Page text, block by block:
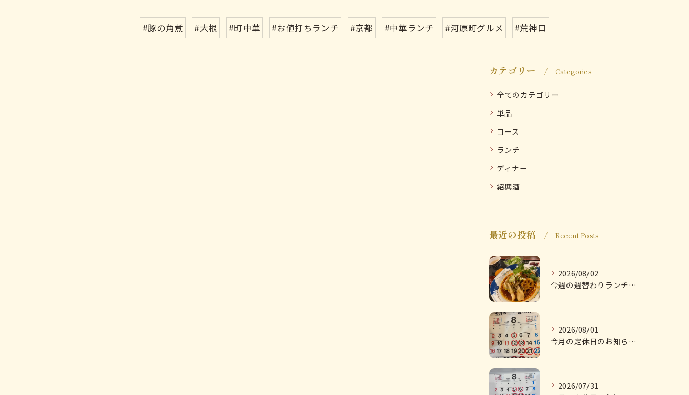
#豚の角煮 #大根 #町中華 #お値打ちランチ #京都 #中華ランチ #河原町グルメ #荒神口
カテゴリー Categories
全てのカテゴリー
単品
コース
ランチ
ディナー
紹興酒
最近の投稿 Recent Posts
2026/08/02
今週の週替わりランチのご紹介です
2026/08/01
今月の定休日のお知らせです
2026/07/31